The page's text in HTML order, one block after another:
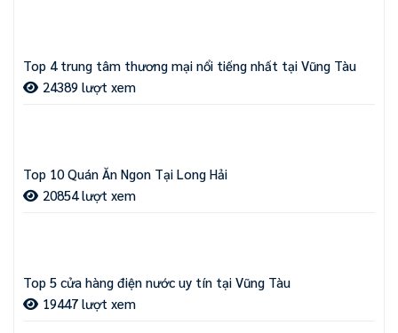
Top 4 trung tâm thương mại nổi tiếng nhất tại Vũng Tàu
24389 lượt xem
Top 10 Quán Ăn Ngon Tại Long Hải
20854 lượt xem
Top 5 cửa hàng điện nước uy tín tại Vũng Tàu
19447 lượt xem